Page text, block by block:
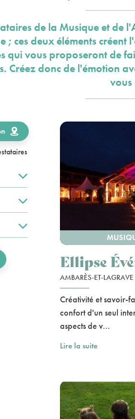
de la Musique et de
; ces deux éléments
qui vous proposeront de
Créez donc de l'émotion
vous
Ellipse
AMBARÈS-ET-LAGRAVE
Créativité et savoir-
confort d'un seul
aspects de v...
Lire la suite